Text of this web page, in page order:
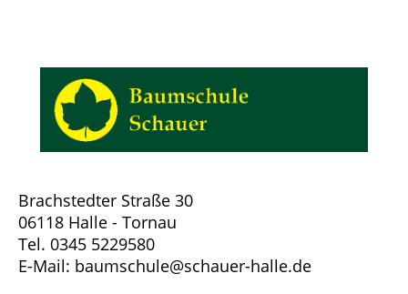
Brachstedter Straße 30
06118 Halle - Tornau
Tel. 0345 5229580
E-Mail: baumschule@schauer-halle.de